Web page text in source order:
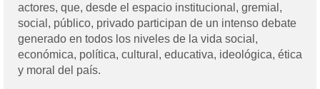
actores, que, desde el espacio institucional, gremial,
social, público, privado participan de un intenso debate
generado en todos los niveles de la vida social,
económica, política, cultural, educativa, ideológica, ética
y moral del país.